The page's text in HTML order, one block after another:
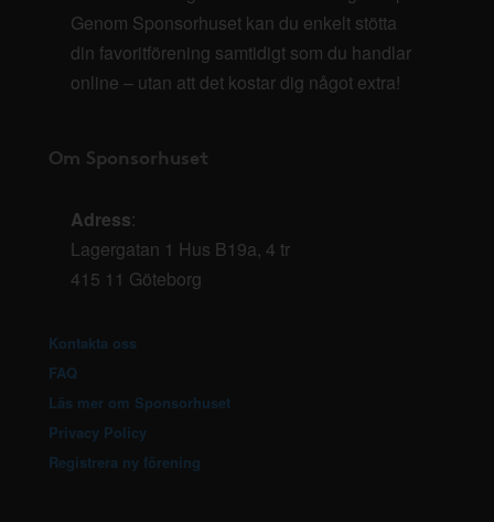
Genom Sponsorhuset kan du enkelt stötta
din favoritförening samtidigt som du handlar
online – utan att det kostar dig något extra!
Om Sponsorhuset
Adress:
Lagergatan 1 Hus B19a, 4 tr
415 11 Göteborg
Kontakta oss
FAQ
Läs mer om Sponsorhuset
Privacy Policy
Registrera ny förening